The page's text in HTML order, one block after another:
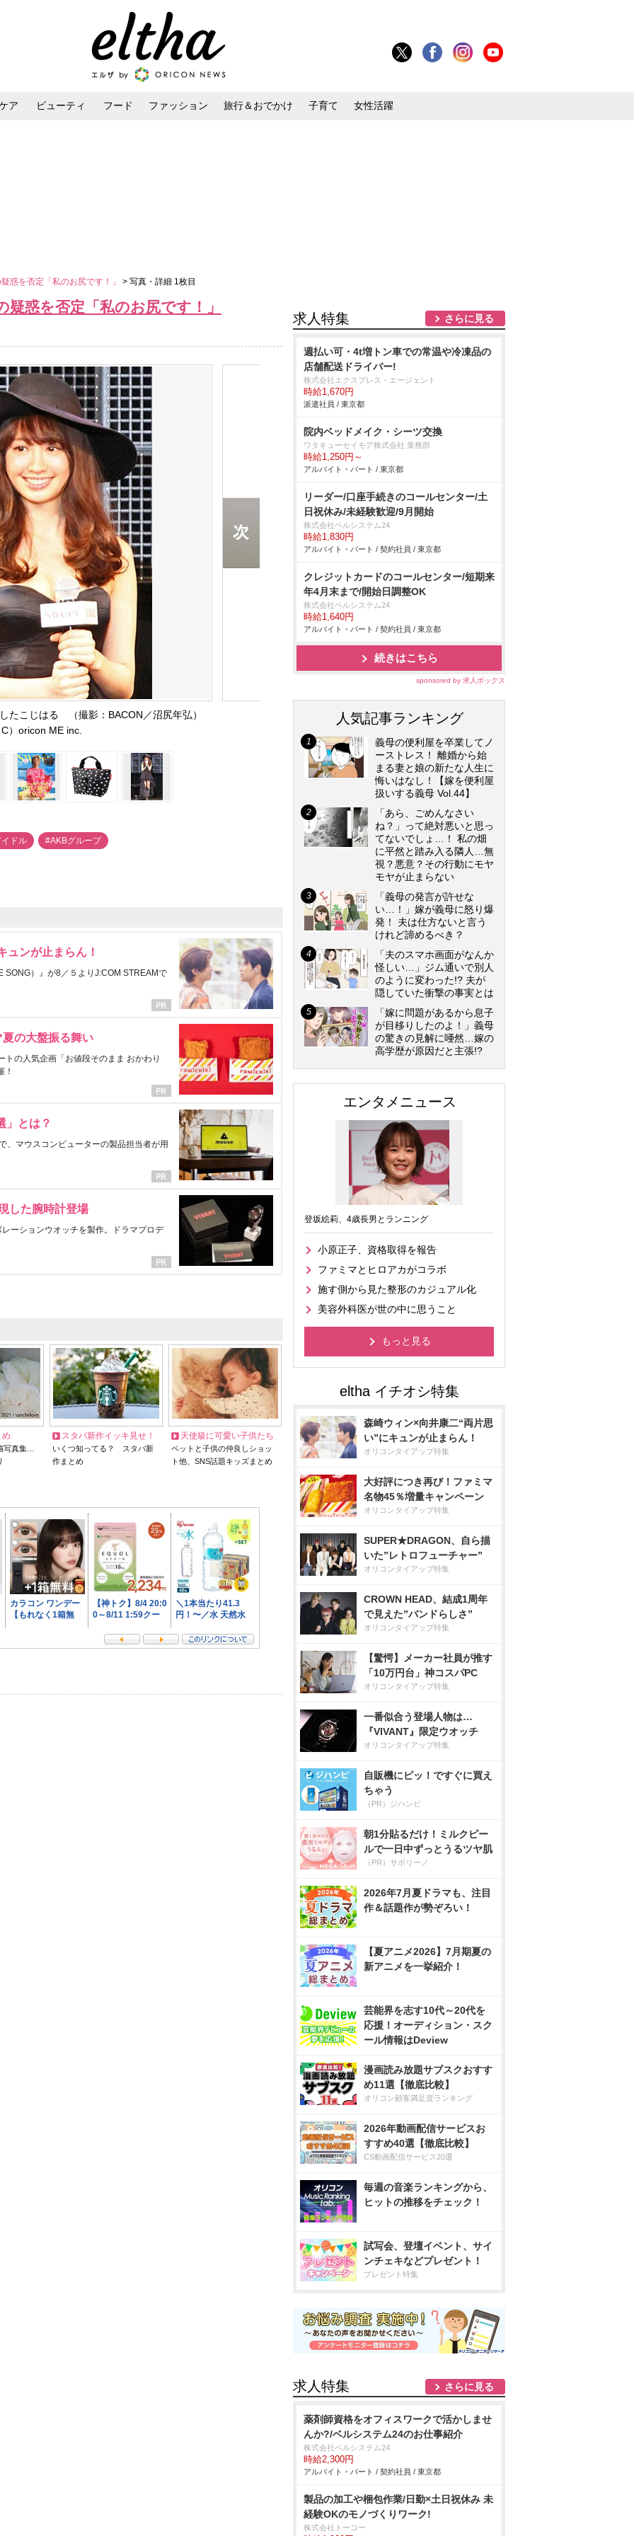
ア ビューティ フード ファッション 旅行＆おでかけ 子育て 女性活躍
惑を否定「私のお尻です！」 > 写真・詳細 1枚目
惑を否定「私のお尻です！」
たこじはる （撮影：BACON／沼尻年弘）
）oricon ME inc.
ドル #AKBグループ
ュンが止まらん！
SONG）』が8／５よりJ:COM STREAMで
の大盤振る舞い
の人気企画「お値段そのまま おかわり
！
」とは？
、マウスコンピューターの製品担当者が用
した腕時計登場
ーションウオッチを製作。ドラマプロデ
め
写真集…
スタバ新作イッキ見せ！
いくつ知ってる？ スタバ新
作まとめ
天使級に可愛い子供たち
ペットと子供の仲良しショッ
ト他、SNS話題キッズまとめ
求人特集 さらに見る
週払い可・4t増トン車での常温や冷凍品の
店舗配送ドライバー!
株式会社エクスプレス・エージェント
時給1,670円
派遣社員 / 東京都
院内ベッドメイク・シーツ交換
ワタキューセイモア株式会社 業務部
時給1,250円～
アルバイト・パート / 東京都
リーダー/口座手続きのコールセンター/土
日祝休み/未経験歓迎/9月開始
株式会社ベルシステム24
時給1,830円
アルバイト・パート / 契約社員 / 東京都
クレジットカードのコールセンター/短期来
年4月末まで/開始日調整OK
株式会社ベルシステム24
時給1,640円
アルバイト・パート / 契約社員 / 東京都
続きはこちら
sponsored by 求人ボックス
人気記事ランキング
義母の便利屋を卒業してノ
ーストレス！ 離婚から始
まる妻と娘の新たな人生に
悔いはなし！【嫁を便利屋
扱いする義母 Vol.44】
「あら、ごめんなさい
ね？」って絶対悪いと思っ
てないでしょ…！ 私の畑
に平然と踏み入る隣人…無
視？悪意？その行動にモヤ
モヤが止まらない
「義母の発言が許せな
い…！」嫁が義母に怒り爆
発！ 夫は仕方ないと言う
けれど諦めるべき？
「夫のスマホ画面がなんか
怪しい…」ジム通いで別人
のように変わった!? 夫が
隠していた衝撃の事実とは
「嫁に問題があるから息子
が目移りしたのよ！」義母
の驚きの見解に唖然…嫁の
高学歴が原因だと主張!?
エンタメニュース
登坂絵莉、4歳長男とランニング
小原正子、資格取得を報告
ファミマとヒロアカがコラボ
施す側から見た整形のカジュアル化
美容外科医が世の中に思うこと
もっと見る
森崎ウィン×向井康二“両片思
い”にキュンが止まらん！
オリコンタイアップ特集
大好評につき再び！ファミマ
名物45％増量キャンペーン
オリコンタイアップ特集
SUPER★DRAGON、自ら描
いた”レトロフューチャー”
オリコンタイアップ特集
CROWN HEAD、結成1周年
で見えた”バンドらしさ”
オリコンタイアップ特集
【驚愕】メーカー社員が推す
「10万円台」神コスパPC
オリコンタイアップ特集
一番似合う登場人物は…
『VIVANT』限定ウオッチ
オリコンタイアップ特集
自販機にピッ！ですぐに買え
ちゃう
（PR）ジハンピ
朝1分貼るだけ！ミルクピー
ルで一日中ずっとうるツヤ肌
（PR）サボリーノ
2026年7月夏ドラマも、注目
作＆話題作が勢ぞろい！
【夏アニメ2026】7月期夏の
新アニメを一挙紹介！
芸能界を志す10代～20代を
応援！オーディション・スク
ール情報はDeview
漫画読み放題サブスクおすす
め11選【徹底比較】
オリコン顧客満足度ランキング
2026年動画配信サービスお
すすめ40選【徹底比較】
CS動画配信サービス20選
毎週の音楽ランキングから、
ヒットの推移をチェック！
試写会、登壇イベント、サイ
ンチェキなどプレゼント！
プレゼント特集
求人特集 さらに見る
薬剤師資格をオフィスワークで活かしませ
んか?/ベルシステム24のお仕事紹介
株式会社ベルシステム24
時給2,300円
アルバイト・パート / 契約社員 / 東京都
製品の加工や梱包作業/日勤×土日祝休み 未
経験OKのモノづくりワーク!
株式会社トーコー